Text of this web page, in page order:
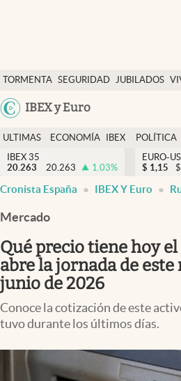
TORMENTA SEGURIDAD JUBILADOS
IBEX y Euro
Economía y finanzas
Política
Actualidad
Criptomonedas
España
ULTIMAS
NOTICIAS
ECONOMÍA
FINANZAS
IBEX
EURO
POLÍTICA
IBEX 35
20.263
20.263 1.03%
EURO-
$ 1,15 $
Cronista España IBEX Y Euro
Mercado
Qué precio tiene hoy
abre la jornada de este
junio de 2026
Conoce la cotización de este
tuvo durante los últimos días.